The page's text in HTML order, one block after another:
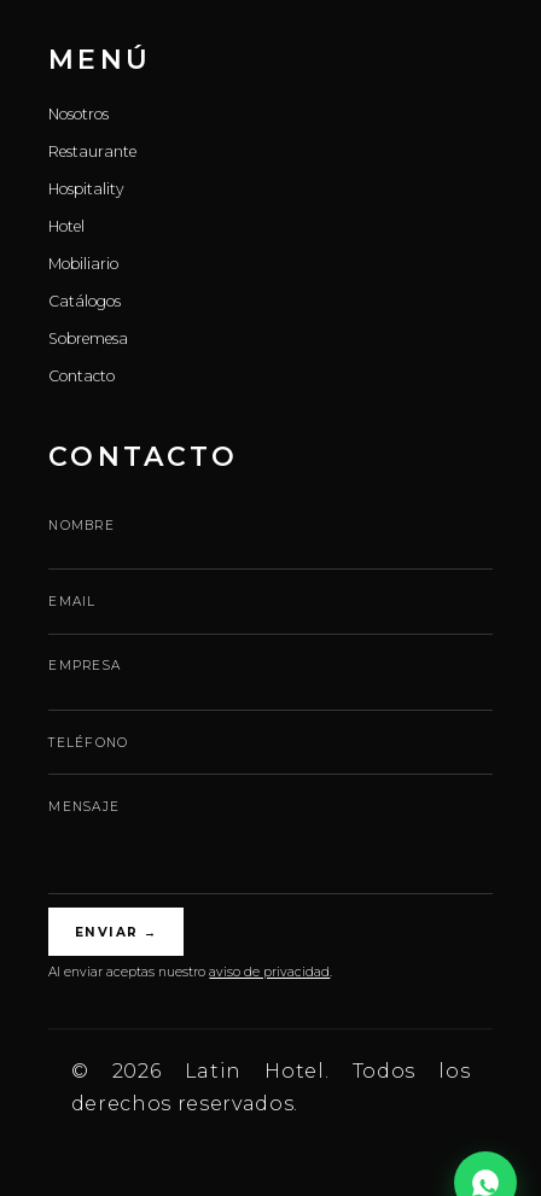
MENÚ
Nosotros
Restaurante
Hospitality
Hotel
Mobiliario
Catálogos
Sobremesa
Contacto
CONTACTO
NOMBRE
EMAIL
EMPRESA
TELÉFONO
MENSAJE
ENVIAR →
Al enviar aceptas nuestroaviso de privacidad.
© 2026 Latin Hotel. Todos los
derechos reservados.